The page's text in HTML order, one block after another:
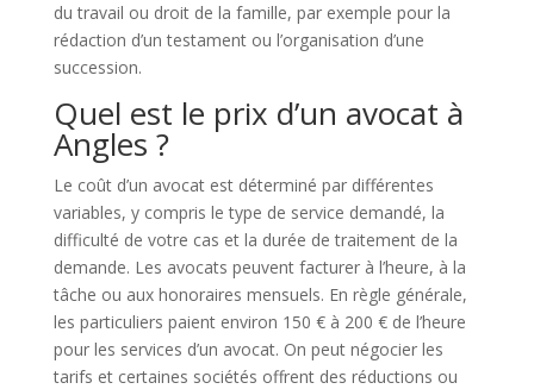
du travail ou droit de la famille, par exemple pour la
rédaction d’un testament ou l’organisation d’une
succession.
Quel est le prix d’un avocat à
Angles ?
Le coût d’un avocat est déterminé par différentes
variables, y compris le type de service demandé, la
difficulté de votre cas et la durée de traitement de la
demande. Les avocats peuvent facturer à l’heure, à la
tâche ou aux honoraires mensuels. En règle générale,
les particuliers paient environ 150 € à 200 € de l’heure
pour les services d’un avocat. On peut négocier les
tarifs et certaines sociétés offrent des réductions ou